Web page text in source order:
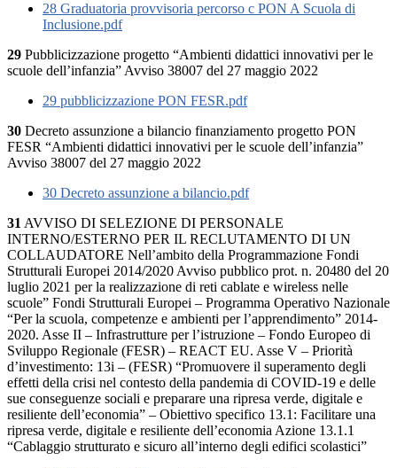
28 Graduatoria provvisoria percorso c PON A Scuola di
Inclusione.pdf
29 Pubblicizzazione progetto “Ambienti didattici innovativi per le
scuole dell’infanzia” Avviso 38007 del 27 maggio 2022
29 pubblicizzazione PON FESR.pdf
30 Decreto assunzione a bilancio finanziamento progetto PON
FESR “Ambienti didattici innovativi per le scuole dell’infanzia”
Avviso 38007 del 27 maggio 2022
30 Decreto assunzione a bilancio.pdf
31 AVVISO DI SELEZIONE DI PERSONALE
INTERNO/ESTERNO PER IL RECLUTAMENTO DI UN
COLLAUDATORE Nell’ambito della Programmazione Fondi
Strutturali Europei 2014/2020 Avviso pubblico prot. n. 20480 del 20
luglio 2021 per la realizzazione di reti cablate e wireless nelle
scuole” Fondi Strutturali Europei – Programma Operativo Nazionale
“Per la scuola, competenze e ambienti per l’apprendimento” 2014-
2020. Asse II – Infrastrutture per l’istruzione – Fondo Europeo di
Sviluppo Regionale (FESR) – REACT EU. Asse V – Priorità
d’investimento: 13i – (FESR) “Promuovere il superamento degli
effetti della crisi nel contesto della pandemia di COVID-19 e delle
sue conseguenze sociali e preparare una ripresa verde, digitale e
resiliente dell’economia” – Obiettivo specifico 13.1: Facilitare una
ripresa verde, digitale e resiliente dell’economia Azione 13.1.1
“Cablaggio strutturato e sicuro all’interno degli edifici scolastici”